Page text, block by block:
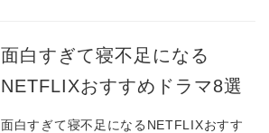
面白すぎて寝不足になる
NETFLIXおすすめドラマ8選
面白すぎて寝不足になるNETFLIXおすす